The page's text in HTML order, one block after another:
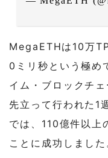
MegaETHは10万
0ミリ秒という極め
イム・ブロックチ
先立って行われた1
では、110億件以上
ことに成功しました